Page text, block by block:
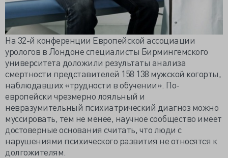
На 32-й конференции Европейской ассоциации
урологов в Лондоне специалисты Бирмингемского
университета доложили результаты анализа
смертности представителей 158 138 мужской когорты,
наблюдавших «трудности в обучении». По-
европейски чрезмерно лояльный и
невразумительный психиатрический диагноз можно
муссировать, тем не менее, научное сообщество имеет
достоверные основания считать, что люди с
нарушениями психического развития не относятся к
долгожителям.